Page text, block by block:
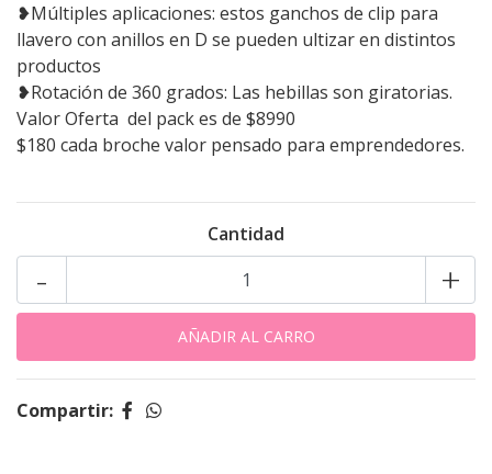
❥Múltiples aplicaciones: estos ganchos de clip para
llavero con anillos en D se pueden ultizar en distintos
productos
❥Rotación de 360 grados: Las hebillas son giratorias.
Valor Oferta del pack es de $8990
$180 cada broche valor pensado para emprendedores.
Cantidad
+
-
Compartir: